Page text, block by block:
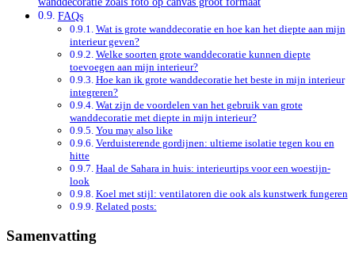
FAQs
Wat is grote wanddecoratie en hoe kan het diepte aan mijn
interieur geven?
Welke soorten grote wanddecoratie kunnen diepte
toevoegen aan mijn interieur?
Hoe kan ik grote wanddecoratie het beste in mijn interieur
integreren?
Wat zijn de voordelen van het gebruik van grote
wanddecoratie met diepte in mijn interieur?
You may also like
Verduisterende gordijnen: ultieme isolatie tegen kou en
hitte
Haal de Sahara in huis: interieurtips voor een woestijn-
look
Koel met stijl: ventilatoren die ook als kunstwerk fungeren
Related posts:
Samenvatting